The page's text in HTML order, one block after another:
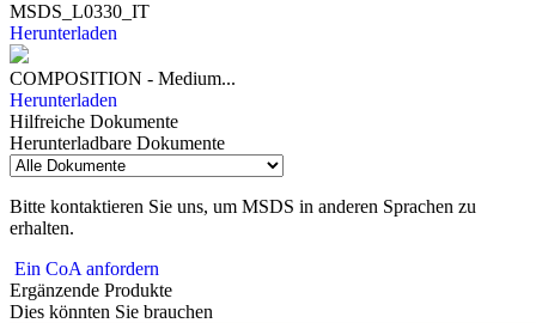
MSDS_L0330_IT
Herunterladen
COMPOSITION - Medium...
Herunterladen
Hilfreiche Dokumente
Herunterladbare Dokumente
Bitte kontaktieren Sie uns, um MSDS in anderen Sprachen zu
erhalten.
Ein CoA anfordern
Ergänzende Produkte
Dies könnten Sie brauchen